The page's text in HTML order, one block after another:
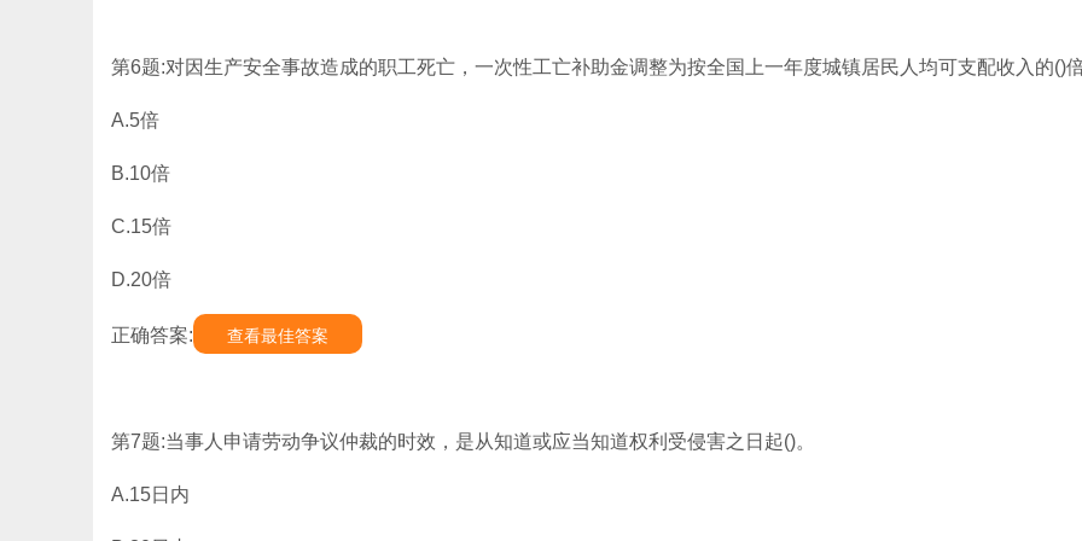
第6题:对因生产安全事故造成的职工死亡，一次性工亡补助金调整为按全国上一年度城镇居民人均可支配收入的()
A.5倍
B.10倍
C.15倍
D.20倍
正确答案: 查看最佳答案
第7题:当事人申请劳动争议仲裁的时效，是从知道或应当知道权利受侵害之日起()。
A.15日内